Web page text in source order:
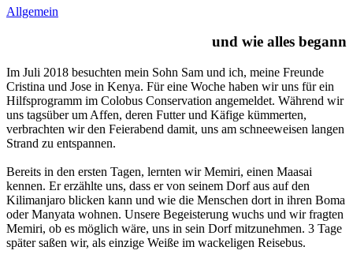
Allgemein
und wie alles begann
Im Juli 2018 besuchten mein Sohn Sam und ich, meine Freunde
Cristina und Jose in Kenya. Für eine Woche haben wir uns für ein
Hilfsprogramm im Colobus Conservation angemeldet. Während wir
uns tagsüber um Affen, deren Futter und Käfige kümmerten,
verbrachten wir den Feierabend damit, uns am schneeweisen langen
Strand zu entspannen.
Bereits in den ersten Tagen, lernten wir Memiri, einen Maasai
kennen. Er erzählte uns, dass er von seinem Dorf aus auf den
Kilimanjaro blicken kann und wie die Menschen dort in ihren Boma
oder Manyata wohnen. Unsere Begeisterung wuchs und wir fragten
Memiri, ob es möglich wäre, uns in sein Dorf mitzunehmen. 3 Tage
später saßen wir, als einzige Weiße im wackeligen Reisebus.